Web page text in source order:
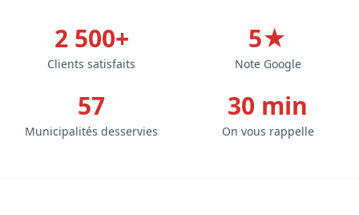
2 500+
Clients satisfaits
5★
Note Google
57
Municipalités desservies
30 min
On vous rappelle